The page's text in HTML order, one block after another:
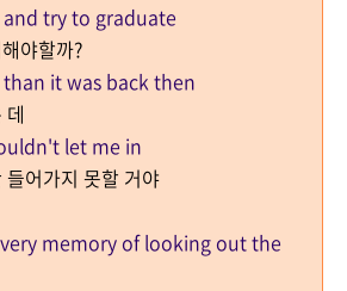
try to graduate
야할까?
it was back then
데
let me in
어가지 못할 거야
memory of looking out the